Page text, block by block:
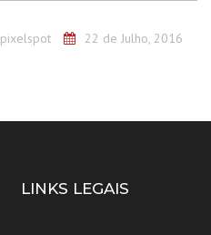
pixelspot 22 de Julho, 2016
LINKS LEGAIS